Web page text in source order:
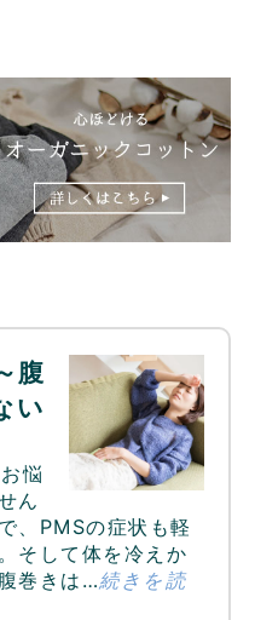
腹
い
悩
ん
、PMSの症状も軽
そして体を冷えか
巻きは…続きを読